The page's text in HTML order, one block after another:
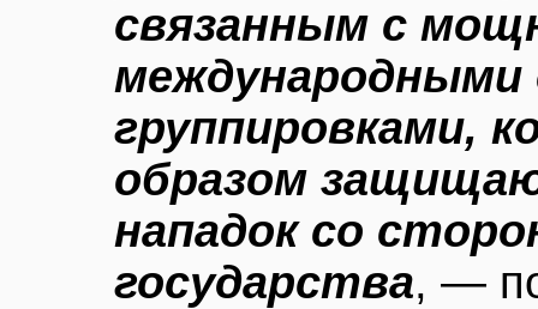
связанным с
международными
группировками,
образом
нападок со
государства, —